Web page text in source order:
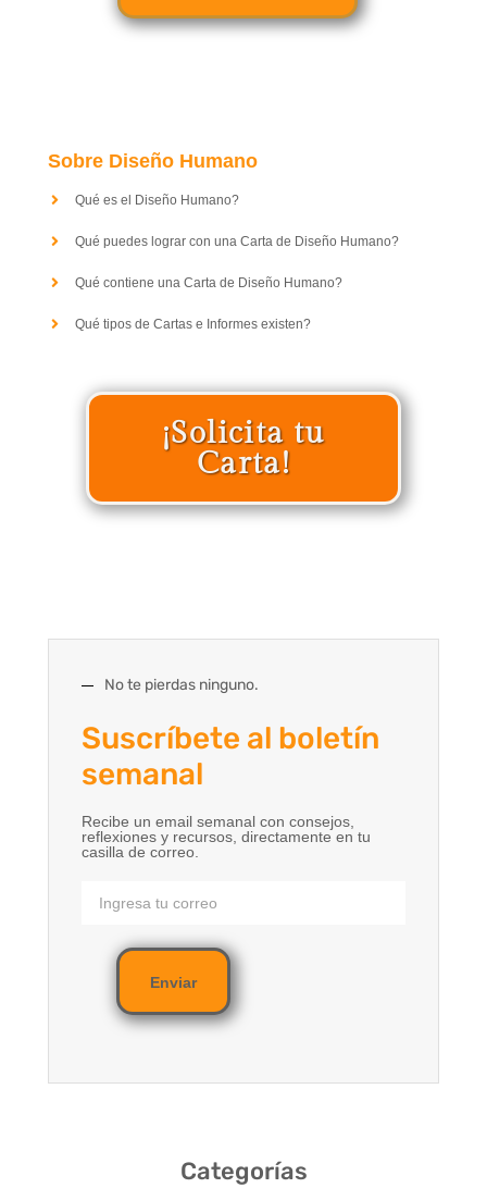
Sobre Diseño Humano
Qué es el Diseño Humano?
Qué puedes lograr con una Carta de Diseño Humano?
Qué contiene una Carta de Diseño Humano?
Qué tipos de Cartas e Informes existen?
¡Solicita tu
Carta!
No te pierdas ninguno.
Suscríbete al boletín
semanal
Recibe un email semanal con consejos,
reflexiones y recursos, directamente en tu
casilla de correo.
Enviar
Categorías